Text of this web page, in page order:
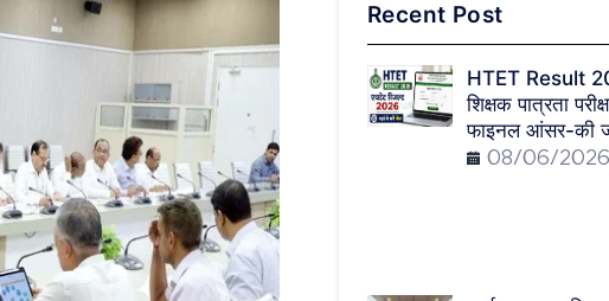
Recent Post
HTET Result
शिक्षक पात्रता
फाइनल आंसर-की
08/06/2026